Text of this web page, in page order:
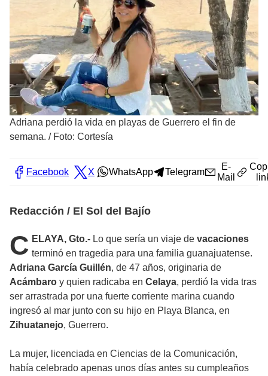
Adriana perdió la vida en playas de Guerrero el fin de
semana. / Foto: Cortesía
Facebook X WhatsApp Telegram
E-
Mail
Redacción / El Sol del Bajío
C ELAYA, Gto.- Lo que sería un viaje de vacaciones
terminó en tragedia para una familia guanajuatense.
Adriana García Guillén, de 47 años, originaria de
Acámbaro y quien radicaba en Celaya, perdió la vida tras
ser arrastrada por una fuerte corriente marina cuando
ingresó al mar junto con su hijo en Playa Blanca, en
Zihuatanejo, Guerrero.
La mujer, licenciada en Ciencias de la Comunicación,
había celebrado apenas unos días antes su cumpleaños